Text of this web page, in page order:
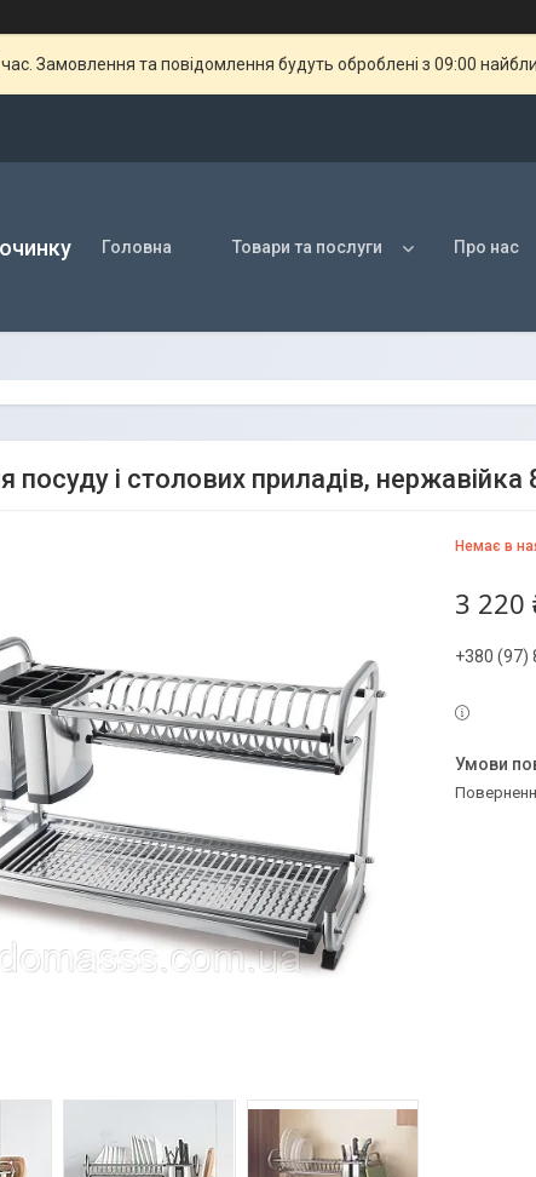
Замовлення та повідомлення будуть оброблені з 09:00
Головна Товари та послуги Про нас
посуду і столових приладів, нержавійка
Немає в
3 220
+380 (97)